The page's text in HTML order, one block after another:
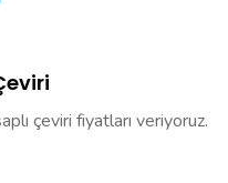
çeviri fiyatları veriyoruz.